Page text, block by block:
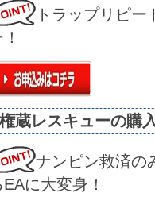
トラップリピ
！
権蔵レスキューの購
ナンピン救済の
EAに大変身！